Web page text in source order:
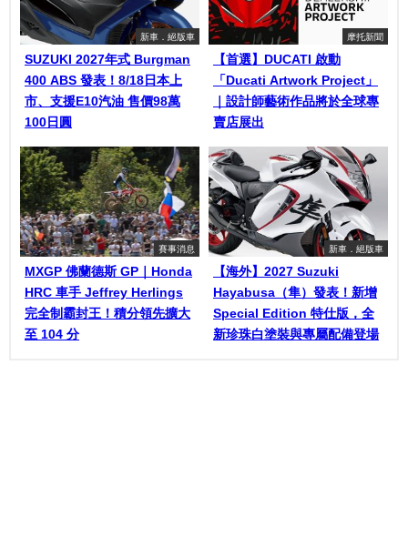
新車．絕版車
SUZUKI 2027年式 Burgman
400 ABS 發表！8/18日本上
市、支援E10汽油 售價98萬
100日圓
摩托新聞
【首選】DUCATI 啟動
「Ducati Artwork Project」
｜設計師藝術作品將於全球專
賣店展出
賽事消息
MXGP 佛蘭德斯 GP｜Honda
HRC 車手 Jeffrey Herlings
完全制霸封王！積分領先擴大
至 104 分
新車．絕版車
【海外】2027 Suzuki
Hayabusa（隼）發表！新增
Special Edition 特仕版，全
新珍珠白塗裝與專屬配備登場